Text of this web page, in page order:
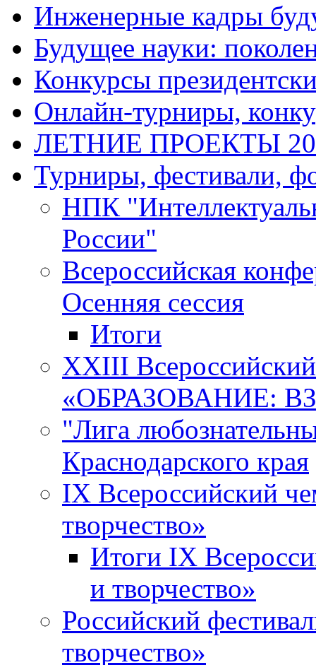
Инженерные кадры
Будущее науки:
Конкурсы
Онлайн-турниры,
ЛЕТНИЕ ПРОЕКТЫ
Турниры, фестивали,
НПК
России"
Всероссийская
Осенняя сессия
Итоги
XXIII
«ОБРАЗОВАНИЕ:
"Лига
Краснодарского края
IX Всероссийский
творчество»
Итоги IX
и творчество»
Российский
творчество»